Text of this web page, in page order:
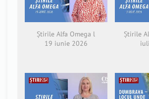
Știrile Alfa Omega l
19 iunie 2026
Știrile